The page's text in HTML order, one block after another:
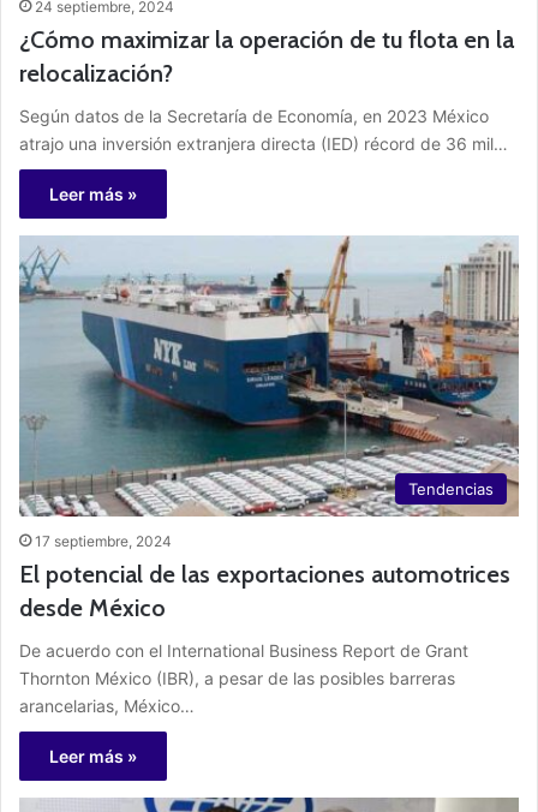
24 septiembre, 2024
¿Cómo maximizar la operación de tu flota en la
relocalización?
Según datos de la Secretaría de Economía, en 2023 México
atrajo una inversión extranjera directa (IED) récord de 36 mil…
Leer más »
Tendencias
17 septiembre, 2024
El potencial de las exportaciones automotrices
desde México
De acuerdo con el International Business Report de Grant
Thornton México (IBR), a pesar de las posibles barreras
arancelarias, México…
Leer más »